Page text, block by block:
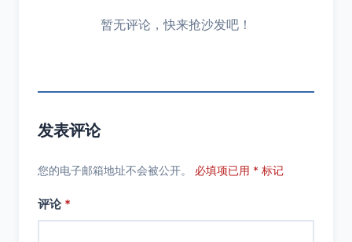
暂无评论，快来抢沙发吧！
发表评论
您的电子邮箱地址不会被公开。 必填项已用 * 标记
评论 *